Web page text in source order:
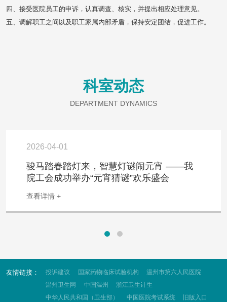
四、接受医院员工的申诉，认真调查、核实，并提出相应处理意见。
五、调解职工之间以及职工家属内部矛盾，保持安定团结，促进工作。
科室动态
DEPARTMENT DYNAMICS
2026-04-01
骏马踏春踏灯来，智慧灯谜闹元宵 ——我
院工会成功举办“元宵猜谜”欢乐盛会
查看详情 +
友情链接： 投诉建议 国家药物临床试验机构
温州市第六人民医院
温州卫生网
中国温州
浙江卫生计生
中华人民共和国（卫生部）
中国医院考试系统 旧版入口